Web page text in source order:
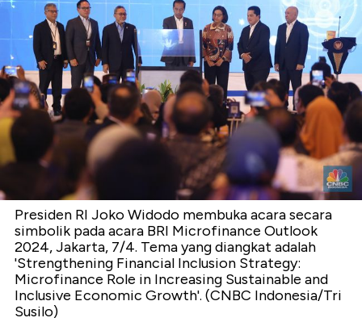
Presiden RI Joko Widodo membuka acara secara
simbolik pada acara BRI Microfinance Outlook
2024, Jakarta, 7/4. Tema yang diangkat adalah
'Strengthening Financial Inclusion Strategy:
Microfinance Role in Increasing Sustainable and
Inclusive Economic Growth'. (CNBC Indonesia/Tri
Susilo)